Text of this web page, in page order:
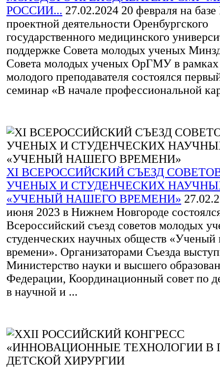
РОССИИ... 27.02.2024 20 февраля на
проектной деятельности Оренбургского
государственного медицинского
поддержке Совета молодых ученых
Совета молодых ученых ОрГМУ в
молодого преподавателя состоялся
семинар «В начале профессиональной
XI ВСЕРОССИЙСКИЙ СЪЕЗД
УЧЕНЫХ И СТУДЕНЧЕСКИХ
«УЧЕНЫЙ НАШЕГО ВРЕМЕНИ»
июня 2023 в Нижнем Новгороде
Всероссийский съезд советов молодых
студенческих научных обществ «Ученый
времени». Организаторами Съезда
Министерство науки и высшего
Федерации, Координационный совет по
в научной и ...